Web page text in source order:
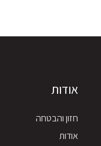
אודות
חזון והבטחה
אודות